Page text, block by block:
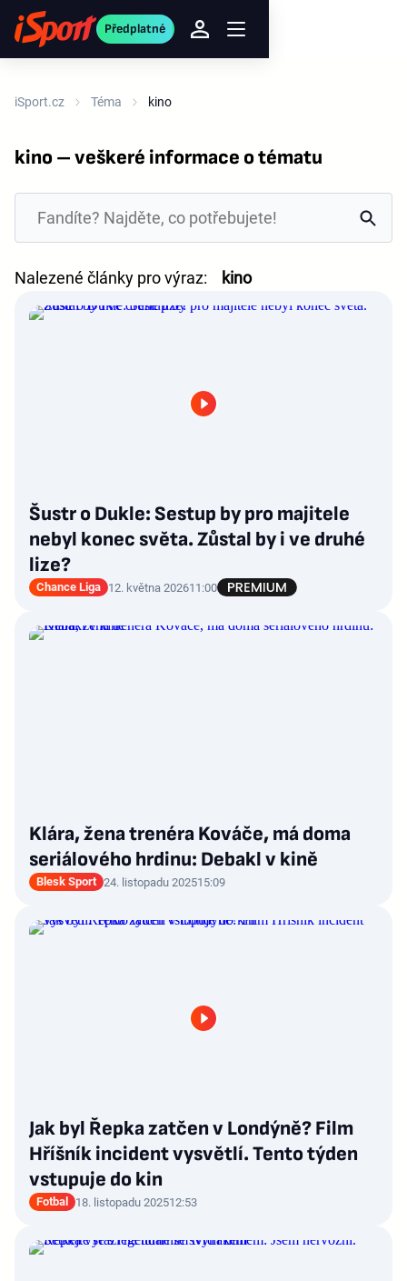
Předplatné
iSport.cz Téma kino
kino – veškeré informace o tématu
Nalezené články pro výraz: kino
Šustr o Dukle: Sestup by pro majitele
nebyl konec světa. Zůstal by i ve druhé
lize?
Chance Liga 12. května 202611:00
Klára, žena trenéra Kováče, má doma
seriálového hrdinu: Debakl v kině
Blesk Sport 24. listopadu 202515:09
Jak byl Řepka zatčen v Londýně? Film
Hříšník incident vysvětlí. Tento týden
vstupuje do kin
Fotbal 18. listopadu 202512:53